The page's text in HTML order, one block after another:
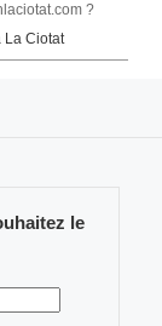
?
La Ciotat
le